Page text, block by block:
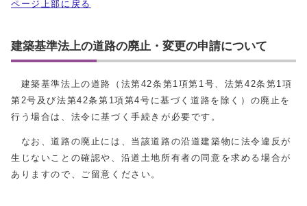
ページ上部に戻る
建築基準法上の道路の廃止・変更の申請について
建築基準法上の道路（法第42条第1項第1号、法第42条第1項
第2号及び法第42条第1項第4号に基づく道路を除く）の廃止を
行う場合は、法令に基づく手続きが必要です。
なお、道路の廃止には、当該道路の沿道建築物に法令違反が
生じないことの確認や、沿道土地所有者の同意を求める場合が
ありますので、ご留意ください。